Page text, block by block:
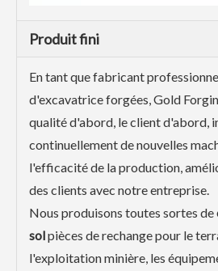
Produit fini
En tant que fabricant
d'excavatrice forgées, Gold
qualité d'abord, le client d'abord,
continuellement de nouvelles
l'efficacité de la production,
des clients avec notre entreprise.
Nous produisons toutes sortes de
solpièces de rechange pour le
l'exploitation minière, les